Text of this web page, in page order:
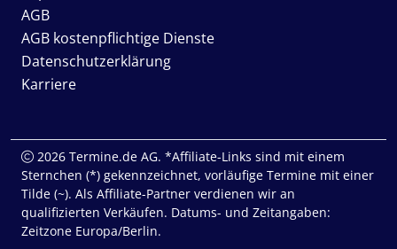
AGB
AGB kostenpflichtige Dienste
Datenschutzerklärung
Karriere
2026 Termine.de AG. *Affiliate-Links sind mit einem
Sternchen (*) gekennzeichnet, vorläufige Termine mit einer
Tilde (~). Als Affiliate-Partner verdienen wir an
qualifizierten Verkäufen. Datums- und Zeitangaben:
Zeitzone Europa/Berlin.